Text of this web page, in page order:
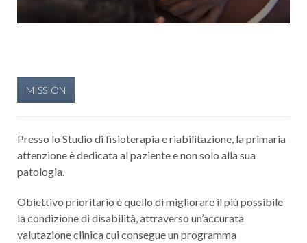
MISSION
Presso lo Studio di fisioterapia e riabilitazione, la primaria
attenzione è dedicata al paziente e non solo alla sua
patologia.
Obiettivo prioritario è quello di migliorare il più possibile
la condizione di disabilità, attraverso un’accurata
valutazione clinica cui consegue un programma